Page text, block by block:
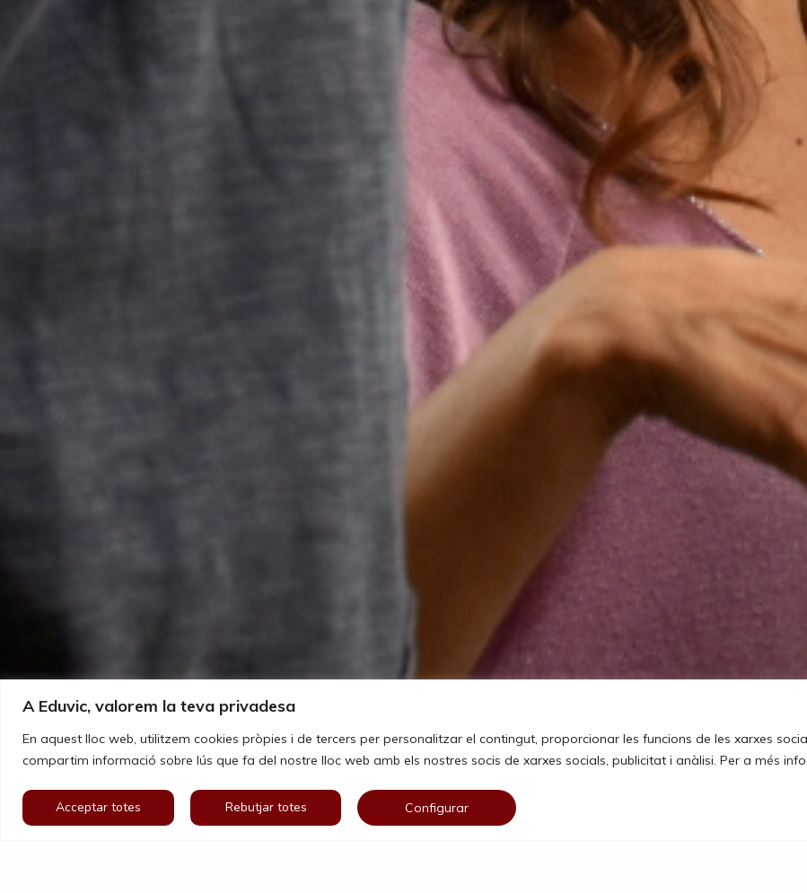
A Eduvic, valorem la teva privadesa
En aquest lloc web, utilitzem cookies pròpies i de tercers per personalitzar el contingut, proporcionar les funcions de les xarxes
compartim informació sobre lús que fa del nostre lloc web amb els nostres socis de xarxes socials, publicitat i anàlisi. Per a més
Acceptar totes Rebutjar totes Configurar